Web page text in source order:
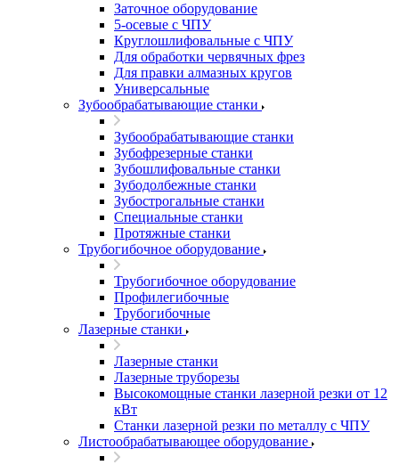
Заточное оборудование
5-осевые с ЧПУ
Круглошлифовальные с ЧПУ
Для обработки червячных фрез
Для правки алмазных кругов
Универсальные
Зубообрабатывающие станки
Зубообрабатывающие станки
Зубофрезерные станки
Зубошлифовальные станки
Зубодолбежные станки
Зубострогальные станки
Специальные станки
Протяжные станки
Трубогибочное оборудование
Трубогибочное оборудование
Профилегибочные
Трубогибочные
Лазерные станки
Лазерные станки
Лазерные труборезы
Высокомощные станки лазерной резки от 12
кВт
Станки лазерной резки по металлу с ЧПУ
Листообрабатывающее оборудование